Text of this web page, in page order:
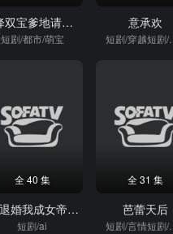
天降双宝爹地请签收
短剧/都市/萌宝
意承欢
短剧/穿越短剧/穿越
全 40 集
21-退婚我成女帝师（41集）Ai短剧
短剧/ai
全 31 集
芭蕾天后
短剧/言情短剧/逆袭